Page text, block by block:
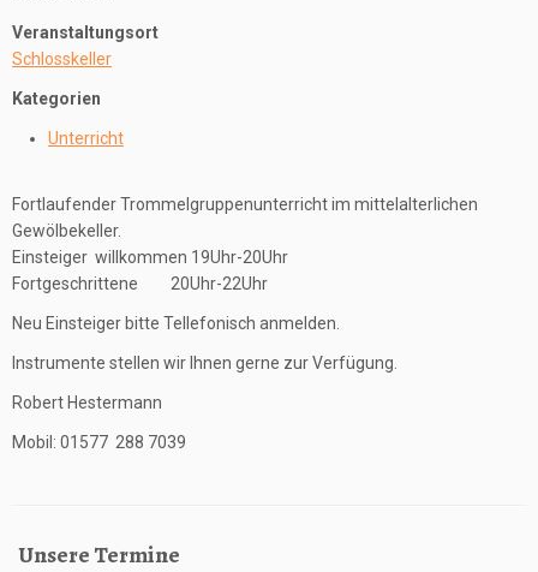
Veranstaltungsort
Schlosskeller
Kategorien
Unterricht
Fortlaufender Trommelgruppenunterricht im mittelalterlichen
Gewölbekeller.
Einsteiger willkommen 19Uhr-20Uhr
Fortgeschrittene 20Uhr-22Uhr
Neu Einsteiger bitte Tellefonisch anmelden.
Instrumente stellen wir Ihnen gerne zur Verfügung.
Robert Hestermann
Mobil: 01577 288 7039
Unsere Termine